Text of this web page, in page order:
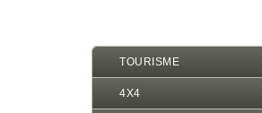
TOURISME
4X4